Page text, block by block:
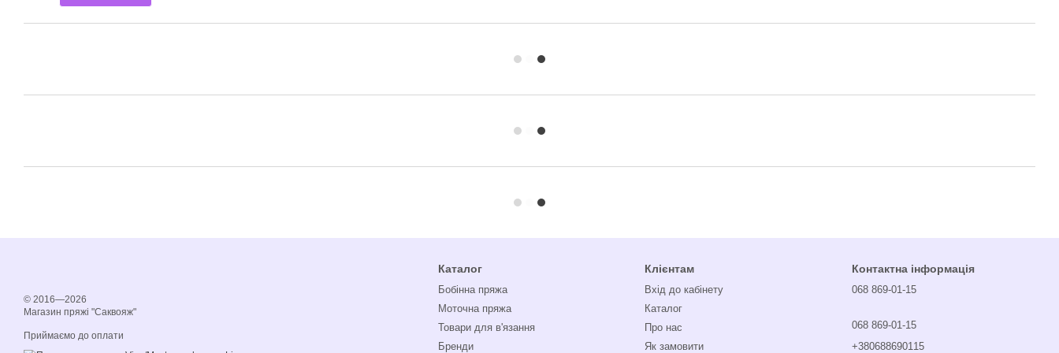
© 2016—2026
Магазин пряжі "Саквояж"
Приймаємо до оплати
Каталог
Бобінна пряжа
Моточна пряжа
Товари для в'язання
Бренди
Клієнтам
Вхід до кабінету
Каталог
Про нас
Як замовити
Контактна інформація
068 869-01-15
068 869-01-15
+380688690115